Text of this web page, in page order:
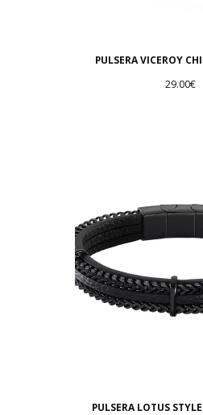
PULSERA VICEROY
29.00€
PULSERA LOTUS